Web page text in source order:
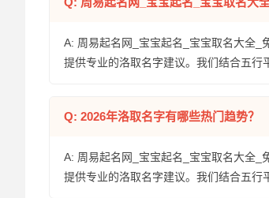
A: 周易起名网_宝宝起名_宝宝取名大全_
提供专业的洛取名字建议。我们结合五行
Q: 2026年洛取名字有哪些热门趋势？
A: 周易起名网_宝宝起名_宝宝取名大全_
提供专业的洛取名字建议。我们结合五行